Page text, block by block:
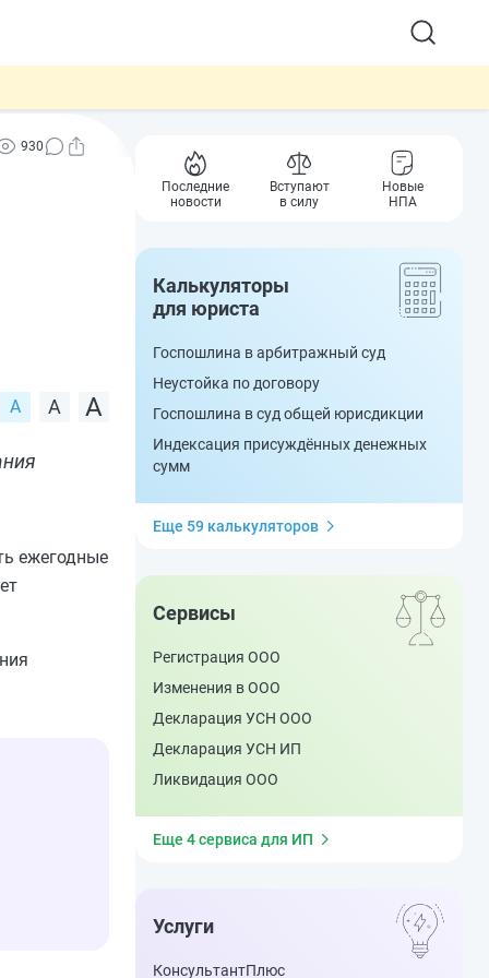
930
ежегодные
Последние
новости
Вступают
в силу
Новые
НПА
Калькуляторы
для юриста
Госпошлина в арбитражный суд
Неустойка по договору
Госпошлина в суд общей юрисдикции
Индексация присуждённых денежных
сумм
Еще 59 калькуляторов
Сервисы
Регистрация ООО
Изменения в ООО
Декларация УСН ООО
Декларация УСН ИП
Ликвидация ООО
Еще 4 сервиса для ИП
Услуги
КонсультантПлюс